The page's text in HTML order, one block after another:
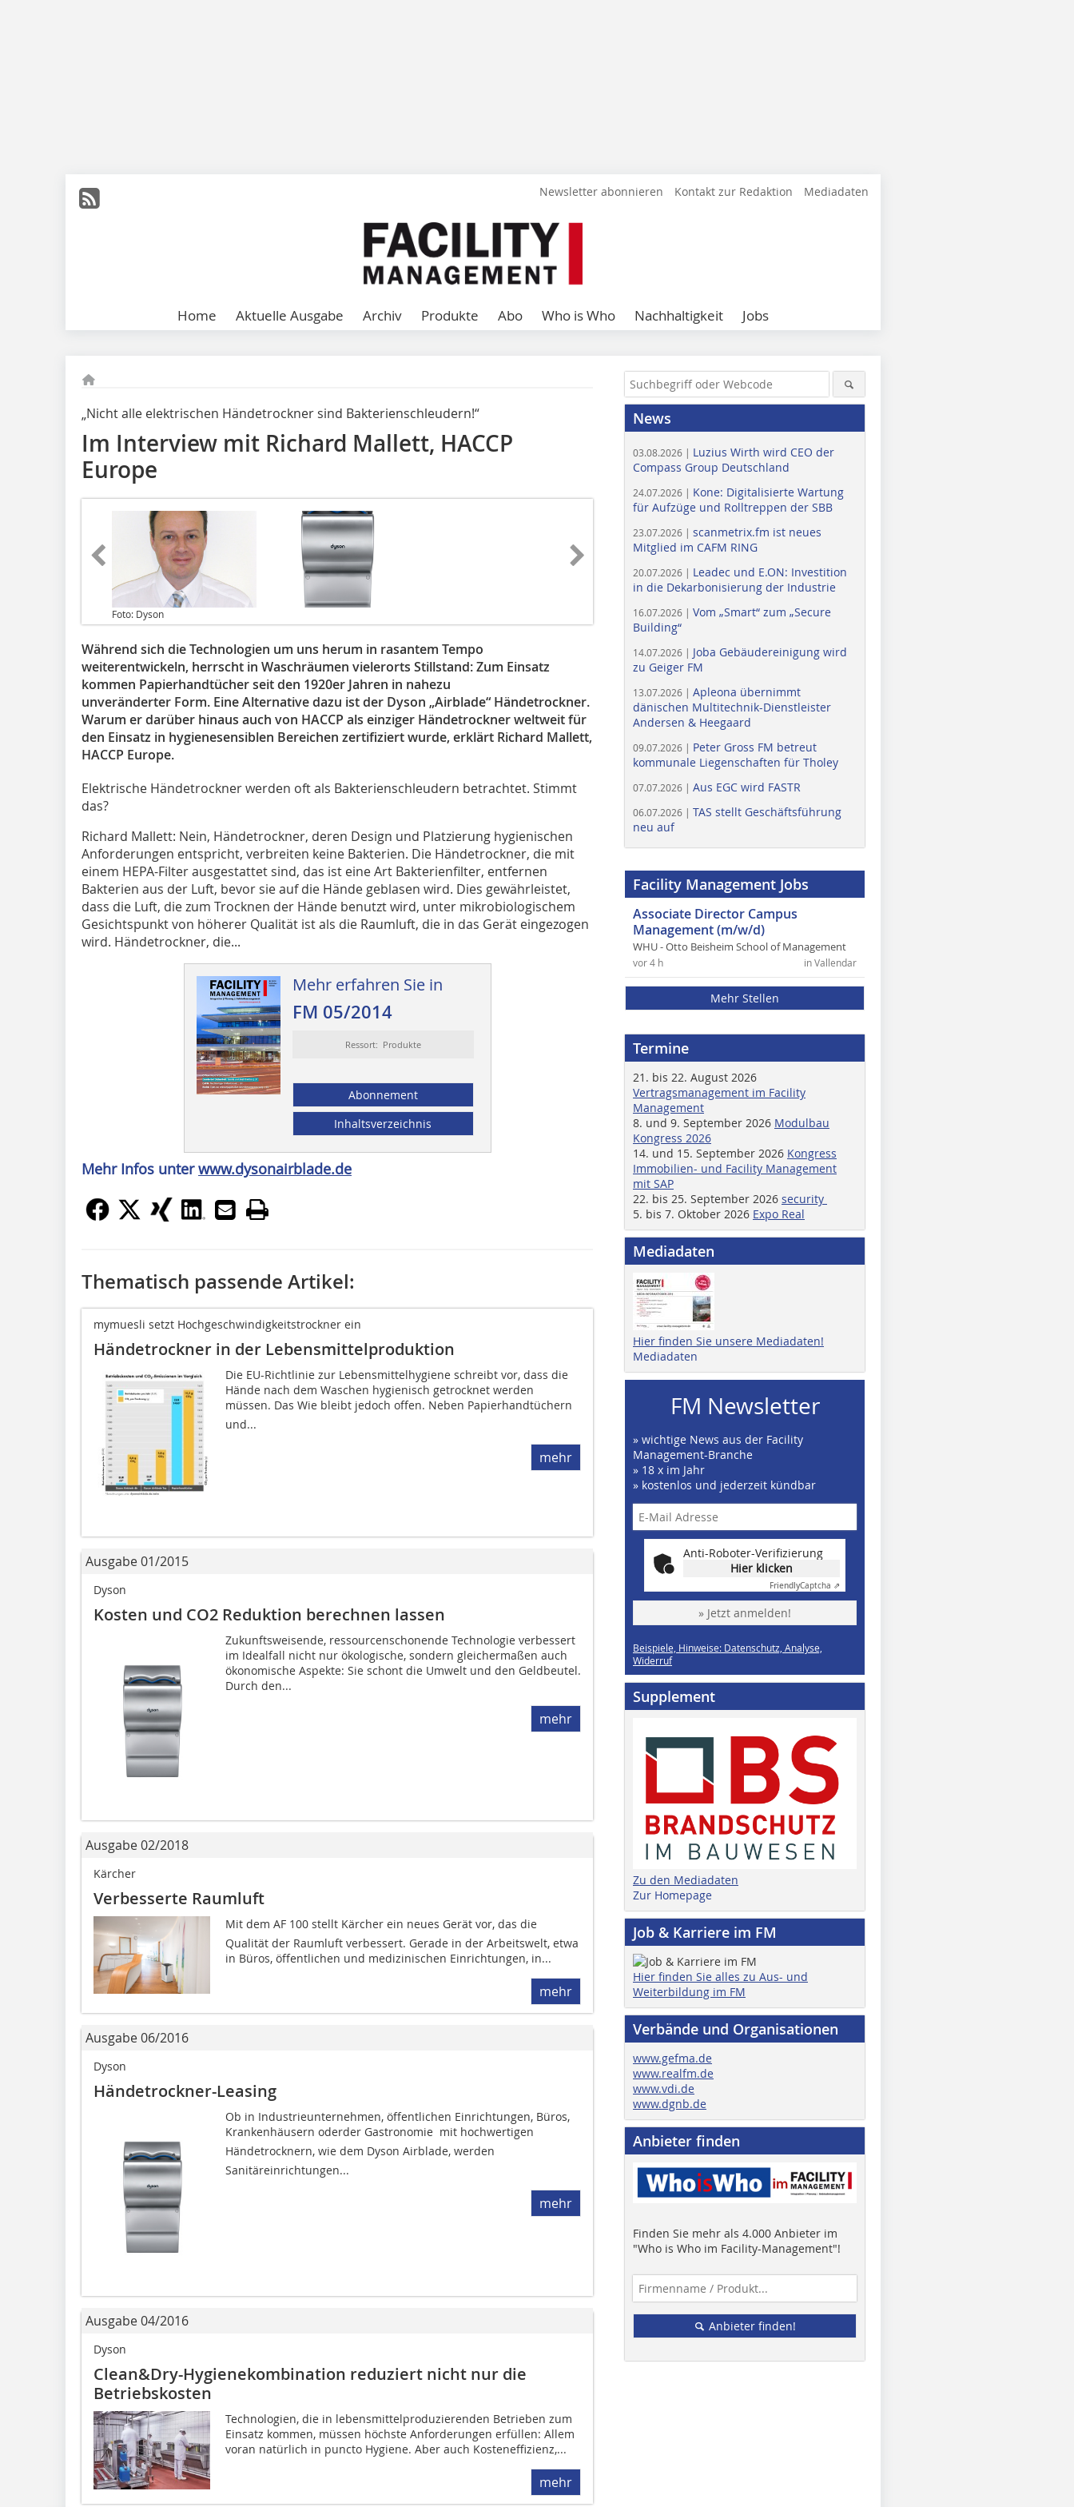
Newsletter abonnieren Kontakt zur Redaktion Mediadaten
Home Aktuelle Ausgabe Archiv Produkte Abo Who is Who Nachhaltigkeit Jobs
„Nicht alle elektrischen Händetrockner sind Bakterienschleudern!“
Im Interview mit Richard Mallett, HACCP
Europe
Foto: Dyson
Während sich die Technologien um uns herum in rasantem Tempo
weiterentwickeln, herrscht in Waschräumen vielerorts Stillstand: Zum Einsatz
kommen Papierhandtücher seit den 1920er Jahren in nahezu
unveränderter Form. Eine Alternative dazu ist der Dyson „Airblade“ Hände­trockner.
Warum er darüber hinaus auch von HACCP als einziger Händetrockner weltweit für
den Einsatz in hygienesensiblen Bereichen zertifiziert wurde, erklärt Richard Mallett,
HACCP Europe.
Elektrische Händetrockner werden oft als Bakterienschleudern betrachtet. Stimmt
das?
Richard Mallett: Nein, Händetrockner, deren Design und Platzierung hygienischen
Anforderungen entspricht, verbreiten keine Bakterien. Die Händetrockner, die mit
einem HEPA-Filter ausgestattet sind, das ist eine Art Bakterienfilter, entfernen
Bakterien aus der Luft, bevor sie auf die Hände geblasen wird. Dies gewährleistet,
dass die Luft, die zum Trocknen der Hände benutzt wird, unter mikrobiologischem
Gesichtspunkt von höherer Qualität ist als die Raumluft, die in das Gerät eingezogen
wird. Händetrockner, die...
Mehr erfahren Sie in
FM 05/2014
Ressort: Produkte
Abonnement
Inhaltsverzeichnis
Mehr Infos unterwww.dysonairblade.de
Thematisch passende Artikel:
mymuesli setzt Hochgeschwindigkeitstrockner ein
Händetrockner in der Lebensmittelproduktion
Die EU-Richtlinie zur Lebensmittelhygiene schreibt vor, dass die
Hände nach dem Waschen hygienisch getrocknet werden
müssen. Das Wie bleibt jedoch offen. Neben Papierhandtüchern
und...
mehr
Ausgabe 01/2015
Dyson
Kosten und CO2 Reduktion berechnen lassen
Zukunftsweisende, ressourcenschonende Technologie verbessert
im Idealfall nicht nur ökologische, sondern gleichermaßen auch
ökonomische Aspekte: Sie schont die Umwelt und den Geldbeutel.
Durch den...
mehr
Ausgabe 02/2018
Kärcher
Verbesserte Raumluft
Mit dem AF 100 stellt Kärcher ein neues Gerät vor, das die
Qualität der Raumluft verbessert. Gerade in der ­Arbeitswelt, etwa
in Büros, öffentlichen und medizinischen Einrichtungen, in...
mehr
Ausgabe 06/2016
Dyson
Händetrockner-Leasing
Ob in Industrieunternehmen, öffentlichen Einrichtungen, Büros,
Krankenhäusern oderder Gastronomie  mit hochwertigen
Händetrocknern, wie dem Dyson Airblade, werden
Sanitäreinrichtungen...
mehr
Ausgabe 04/2016
Dyson
Clean&Dry-Hygienekombination reduziert nicht nur die
Betriebskosten
Technologien, die in lebensmittelproduzierenden Betrieben zum
Einsatz kommen, müssen höchste Anforderungen erfüllen: Allem
voran natürlich in puncto Hygiene. Aber auch Kosteneffizienz,...
mehr
News
03.08.2026 | Luzius Wirth wird CEO der
Compass Group Deutschland
24.07.2026 | Kone: Digitalisierte Wartung
für Aufzüge und Rolltreppen der SBB
23.07.2026 | scanmetrix.fm ist neues
Mitglied im CAFM RING
20.07.2026 | Leadec und E.ON: Investition
in die Dekarbonisierung der Industrie
16.07.2026 | Vom „Smart“ zum „Secure
Building“
14.07.2026 | Joba Gebäudereinigung wird
zu Geiger FM
13.07.2026 | Apleona übernimmt
dänischen Multitechnik-Dienstleister
Andersen & Heegaard
09.07.2026 | Peter Gross FM betreut
kommunale Liegenschaften für Tholey
07.07.2026 | Aus EGC wird FASTR
06.07.2026 | TAS stellt Geschäftsführung
neu auf
Facility Management Jobs
Associate Director Campus
Management (m/w/d)
WHU - Otto Beisheim School of Management
in Vallendar
vor 4 h
Mehr Stellen
Termine
21. bis 22. August 2026
Vertragsmanagement im Facility
Management
8. und 9. September 2026 Modulbau
Kongress 2026
14. und 15. September 2026 Kongress
Immobilien- und Facility Management
mit SAP
22. bis 25. September 2026 security
5. bis 7. Oktober 2026 Expo Real
Mediadaten
Hier finden Sie unsere Mediadaten!
Mediadaten
FM Newsletter
» wichtige News aus der Facility
Management-Branche
» 18 x im Jahr
» kostenlos und jederzeit kündbar
Anti-Roboter-Verifizierung
Hier klicken
FriendlyCaptcha ⇗
» Jetzt anmelden!
Beispiele, Hinweise: Datenschutz, Analyse,
Widerruf
Supplement
Zu den Mediadaten
Zur Homepage
Job & Karriere im FM
Hier finden Sie alles zu Aus- und
Weiterbildung im FM
Verbände und Organisationen
www.gefma.de
www.realfm.de
www.vdi.de
www.dgnb.de
Anbieter finden
Finden Sie mehr als 4.000 Anbieter im
"Who is Who im Facility-Management"!
Anbieter finden!